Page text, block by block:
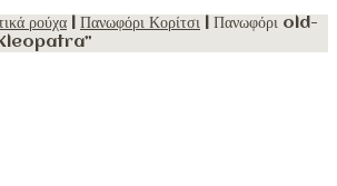
ρούχα Πανωφόρι Κορίτσι | Πανωφόρι old-